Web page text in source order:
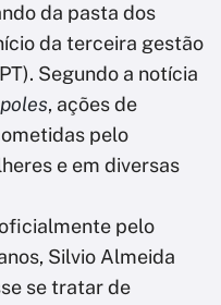
da pasta dos
da terceira gestão
Segundo a notícia
, ações de
pelo
e em diversas
pelo
Silvio Almeida
se tratar de